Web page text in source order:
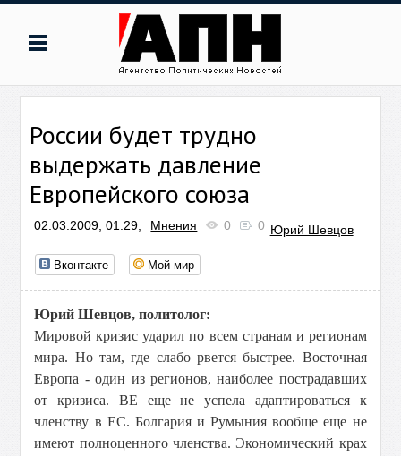
России будет трудно
выдержать давление
Европейского союза
02.03.2009, 01:29, Мнения 0 0 Юрий Шевцов
Вконтакте Мой мир
Юрий Шевцов, политолог:
Мировой кризис ударил по всем странам и регионам
мира. Но там, где слабо рвется быстрее. Восточная
Европа - один из регионов, наиболее пострадавших
от кризиса. ВЕ еще не успела адаптироваться к
членству в ЕС. Болгария и Румыния вообще еще не
имеют полноценного членства. Экономический крах